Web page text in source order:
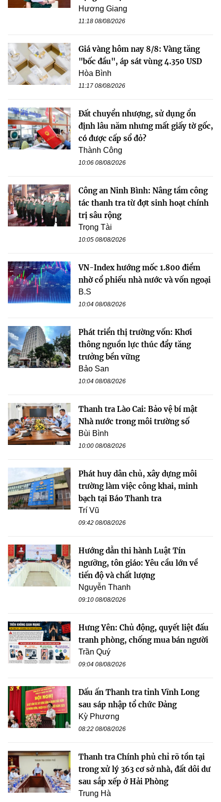
Hương Giang
11:18 08/08/2026
Giá vàng hôm nay 8/8: Vàng tăng
"bốc đầu", áp sát vùng 4.350 USD
Hòa Bình
11:17 08/08/2026
Đất chuyển nhượng, sử dụng ổn
định lâu năm nhưng mất giấy tờ gốc,
có được cấp sổ đỏ?
Thành Công
10:06 08/08/2026
Công an Ninh Bình: Nâng tầm công
tác thanh tra từ đợt sinh hoạt chính
trị sâu rộng
Trọng Tài
10:05 08/08/2026
VN-Index hướng mốc 1.800 điểm
nhờ cổ phiếu nhà nước và vốn ngoại
B.S
10:04 08/08/2026
Phát triển thị trường vốn: Khơi
thông nguồn lực thúc đẩy tăng
trưởng bền vững
Bảo San
10:04 08/08/2026
Thanh tra Lào Cai: Bảo vệ bí mật
Nhà nước trong môi trường số
Bùi Bình
10:00 08/08/2026
Phát huy dân chủ, xây dựng môi
trường làm việc công khai, minh
bạch tại Báo Thanh tra
Trí Vũ
09:42 08/08/2026
Hướng dẫn thi hành Luật Tín
ngưỡng, tôn giáo: Yêu cầu lớn về
tiến độ và chất lượng
Nguyễn Thanh
09:10 08/08/2026
Hưng Yên: Chủ động, quyết liệt đấu
tranh phòng, chống mua bán người
Trần Quý
09:04 08/08/2026
Dấu ấn Thanh tra tỉnh Vĩnh Long
sau sáp nhập tổ chức Đảng
Kỳ Phương
08:22 08/08/2026
Thanh tra Chính phủ chỉ rõ tồn tại
trong xử lý 363 cơ sở nhà, đất dôi dư
sau sắp xếp ở Hải Phòng
Trung Hà